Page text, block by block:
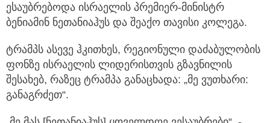
ესაუბრებოდა ისრაელის პრემიერ-მინისტრ
ბენიამინ ნეთანიაჰუს და შეაქო თავისი კოლეგა.
ტრამპს ასევე ჰკითხეს, რეგიონული დაძაბულობის
ფონზე ისრაელის ლიდერისთვის გზავნილის
შესახებ, რაზეც ტრამპა განაცხადა: „მე ვუთხარი:
განაგრძეთ“.